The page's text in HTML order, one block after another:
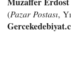
(Pazar Postası,